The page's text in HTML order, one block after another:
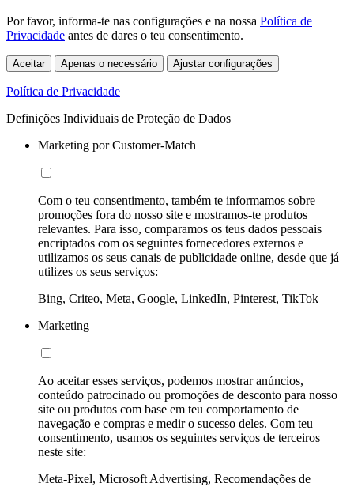
Por favor, informa-te nas configurações e na nossa Política de
Privacidade antes de dares o teu consentimento.
Aceitar Apenas o necessário Ajustar configurações
Política de Privacidade
Definições Individuais de Proteção de Dados
Marketing por Customer-Match
Com o teu consentimento, também te informamos sobre
promoções fora do nosso site e mostramos-te produtos
relevantes. Para isso, comparamos os teus dados pessoais
encriptados com os seguintes fornecedores externos e
utilizamos os seus canais de publicidade online, desde que já
utilizes os seus serviços:
Bing, Criteo, Meta, Google, LinkedIn, Pinterest, TikTok
Marketing
Ao aceitar esses serviços, podemos mostrar anúncios,
conteúdo patrocinado ou promoções de desconto para nosso
site ou produtos com base em teu comportamento de
navegação e compras e medir o sucesso deles. Com teu
consentimento, usamos os seguintes serviços de terceiros
neste site:
Meta-Pixel, Microsoft Advertising, Recomendações de